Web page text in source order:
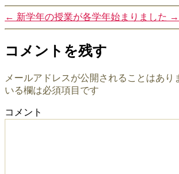
← 新学年の授業が各学年始まりました →
コメントを残す
メールアドレスが公開されることはあり
いる欄は必須項目です
コメント